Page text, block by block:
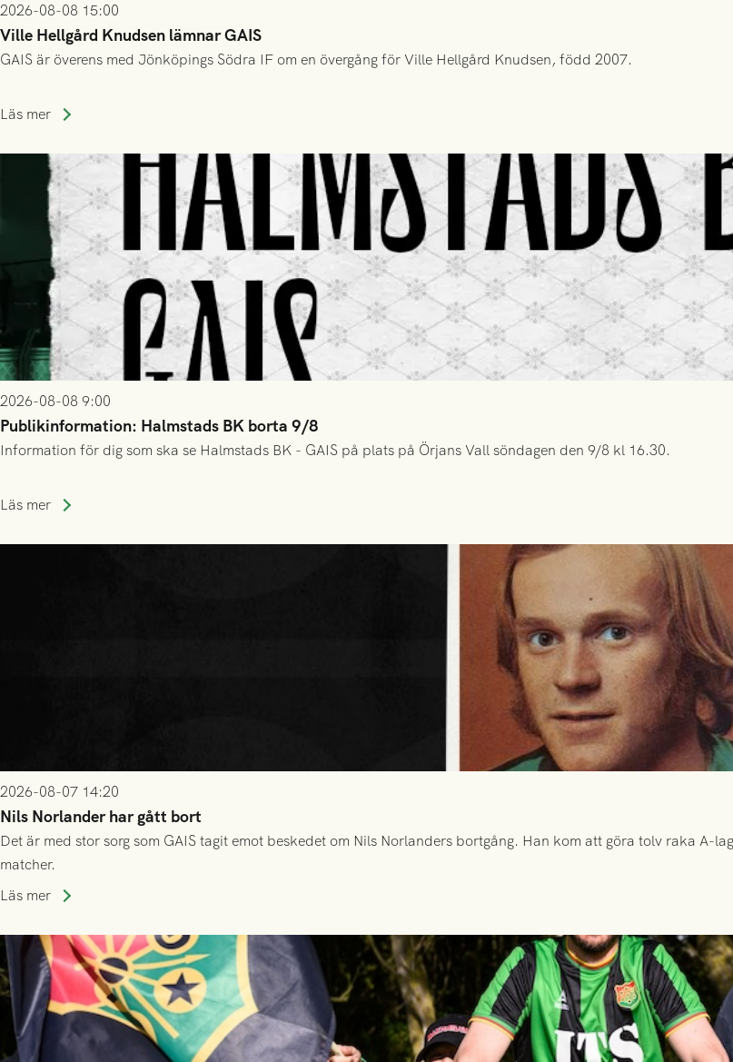
2026-08-08 15:00
Ville Hellgård Knudsen lämnar GAIS
GAIS är överens med Jönköpings Södra IF om en övergång för Ville Hellgård Knudsen, född 2007.
Läs mer
2026-08-08 9:00
Publikinformation: Halmstads BK borta 9/8
Information för dig som ska se Halmstads BK - GAIS på plats på Örjans Vall söndagen den 9/8 kl 16.30.
Läs mer
2026-08-07 14:20
Nils Norlander har gått bort
Det är med stor sorg som GAIS tagit emot beskedet om Nils Norlanders bortgång. Han kom att göra tolv raka A-
matcher.
Läs mer